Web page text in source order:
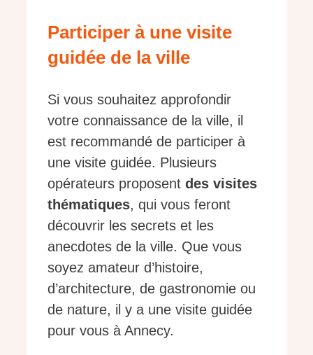
Participer à une visite
guidée de la ville
Si vous souhaitez approfondir
votre connaissance de la ville, il
est recommandé de participer à
une visite guidée. Plusieurs
opérateurs proposent des visites
thématiques, qui vous feront
découvrir les secrets et les
anecdotes de la ville. Que vous
soyez amateur d’histoire,
d’architecture, de gastronomie ou
de nature, il y a une visite guidée
pour vous à Annecy.